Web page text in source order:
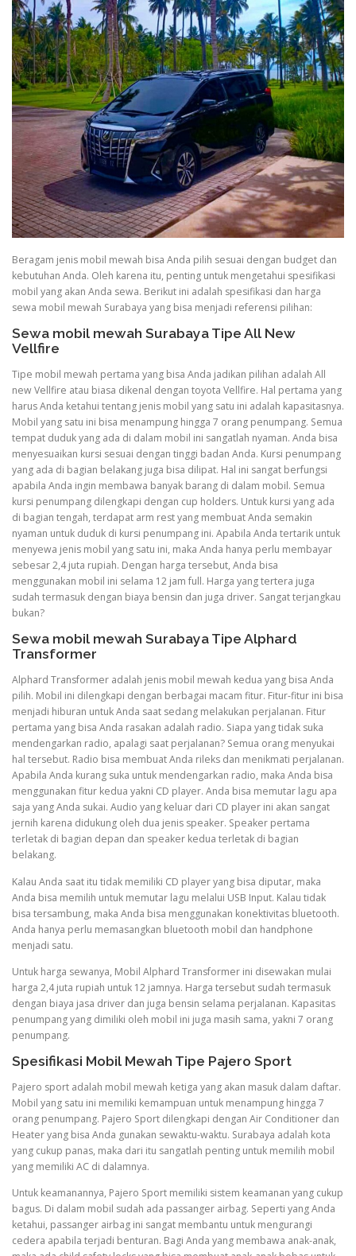
Beragam jenis mobil mewah bisa Anda pilih sesuai dengan budget dan
kebutuhan Anda. Oleh karena itu, penting untuk mengetahui spesifikasi
mobil yang akan Anda sewa. Berikut ini adalah spesifikasi dan harga
sewa mobil mewah Surabaya yang bisa menjadi referensi pilihan:
Sewa mobil mewah Surabaya Tipe All New
Vellfire
Tipe mobil mewah pertama yang bisa Anda jadikan pilihan adalah All
new Vellfire atau biasa dikenal dengan toyota Vellfire. Hal pertama yang
harus Anda ketahui tentang jenis mobil yang satu ini adalah kapasitasnya.
Mobil yang satu ini bisa menampung hingga 7 orang penumpang. Semua
tempat duduk yang ada di dalam mobil ini sangatlah nyaman. Anda bisa
menyesuaikan kursi sesuai dengan tinggi badan Anda. Kursi penumpang
yang ada di bagian belakang juga bisa dilipat. Hal ini sangat berfungsi
apabila Anda ingin membawa banyak barang di dalam mobil. Semua
kursi penumpang dilengkapi dengan cup holders. Untuk kursi yang ada
di bagian tengah, terdapat arm rest yang membuat Anda semakin
nyaman untuk duduk di kursi penumpang ini. Apabila Anda tertarik untuk
menyewa jenis mobil yang satu ini, maka Anda hanya perlu membayar
sebesar 2,4 juta rupiah. Dengan harga tersebut, Anda bisa
menggunakan mobil ini selama 12 jam full. Harga yang tertera juga
sudah termasuk dengan biaya bensin dan juga driver. Sangat terjangkau
bukan?
Sewa mobil mewah Surabaya Tipe Alphard
Transformer
Alphard Transformer adalah jenis mobil mewah kedua yang bisa Anda
pilih. Mobil ini dilengkapi dengan berbagai macam fitur. Fitur-fitur ini bisa
menjadi hiburan untuk Anda saat sedang melakukan perjalanan. Fitur
pertama yang bisa Anda rasakan adalah radio. Siapa yang tidak suka
mendengarkan radio, apalagi saat perjalanan? Semua orang menyukai
hal tersebut. Radio bisa membuat Anda rileks dan menikmati perjalanan.
Apabila Anda kurang suka untuk mendengarkan radio, maka Anda bisa
menggunakan fitur kedua yakni CD player. Anda bisa memutar lagu apa
saja yang Anda sukai. Audio yang keluar dari CD player ini akan sangat
jernih karena didukung oleh dua jenis speaker. Speaker pertama
terletak di bagian depan dan speaker kedua terletak di bagian
belakang.
Kalau Anda saat itu tidak memiliki CD player yang bisa diputar, maka
Anda bisa memilih untuk memutar lagu melalui USB Input. Kalau tidak
bisa tersambung, maka Anda bisa menggunakan konektivitas bluetooth.
Anda hanya perlu memasangkan bluetooth mobil dan handphone
menjadi satu.
Untuk harga sewanya, Mobil Alphard Transformer ini disewakan mulai
harga 2,4 juta rupiah untuk 12 jamnya. Harga tersebut sudah termasuk
dengan biaya jasa driver dan juga bensin selama perjalanan. Kapasitas
penumpang yang dimiliki oleh mobil ini juga masih sama, yakni 7 orang
penumpang.
Spesifikasi Mobil Mewah Tipe Pajero Sport
Pajero sport adalah mobil mewah ketiga yang akan masuk dalam daftar.
Mobil yang satu ini memiliki kemampuan untuk menampung hingga 7
orang penumpang. Pajero Sport dilengkapi dengan Air Conditioner dan
Heater yang bisa Anda gunakan sewaktu-waktu. Surabaya adalah kota
yang cukup panas, maka dari itu sangatlah penting untuk memilih mobil
yang memiliki AC di dalamnya.
Untuk keamanannya, Pajero Sport memiliki sistem keamanan yang cukup
bagus. Di dalam mobil sudah ada passanger airbag. Seperti yang Anda
ketahui, passanger airbag ini sangat membantu untuk mengurangi
cedera apabila terjadi benturan. Bagi Anda yang membawa anak-anak,